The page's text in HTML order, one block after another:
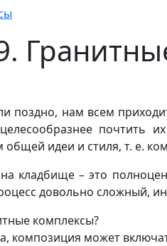
поздно, нам всем
почтить
общей идеи и стиля, т. е.
кладбище – это
довольно сложный,
комплексы?
композиция может